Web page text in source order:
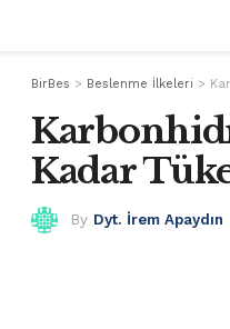
BirBes > Beslenme İlkeleri >
Kadar
By Dyt. İrem Apaydın